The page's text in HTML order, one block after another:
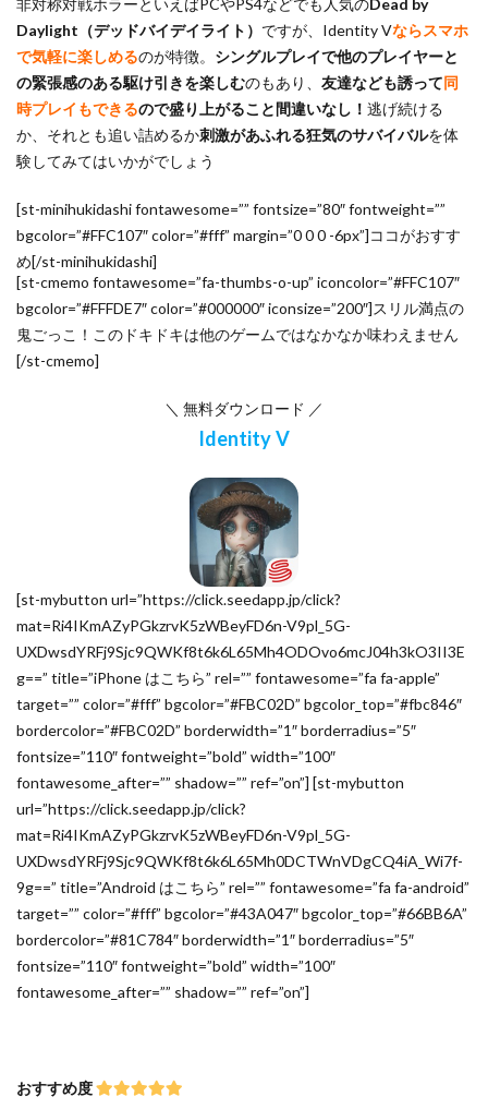
非対称対戦ホラーといえばPCやPS4などでも人気のDead by
Daylight（デッドバイデイライト） ですが、Identity Vならスマホ
で気軽に楽しめるのが特徴。 シングルプレイで他のプレイヤーと
の緊張感のある駆け引きを楽しむのもあり、 友達なども誘って同
時プレイもできるので盛り上がること間違いなし！ 逃げ続ける
か、それとも追い詰めるか刺激があふれる狂気のサバイバルを体
験してみてはいかがでしょう
[st-minihukidashi fontawesome=”” fontsize=”80″ fontweight=””
bgcolor=”#FFC107″ color=”#fff” margin=”0 0 0 -6px”]ココがおすす
め[/st-minihukidashi]
[st-cmemo fontawesome=”fa-thumbs-o-up” iconcolor=”#FFC107″
bgcolor=”#FFFDE7″ color=”#000000″ iconsize=”200″]スリル満点の
鬼ごっこ！このドキドキは他のゲームではなかなか味わえません
[/st-cmemo]
＼ 無料ダウンロード ／
Identity V
[st-mybutton url=”https://click.seedapp.jp/click?
mat=Ri4IKmAZyPGkzrvK5zWBeyFD6n-V9pl_5G-
UXDwsdYRFj9Sjc9QWKf8t6k6L65Mh4ODOvo6mcJ04h3kO3II3E
g==” title=”iPhone はこちら” rel=”” fontawesome=”fa fa-apple”
target=”” color=”#fff” bgcolor=”#FBC02D” bgcolor_top=”#fbc846″
bordercolor=”#FBC02D” borderwidth=”1″ borderradius=”5″
fontsize=”110″ fontweight=”bold” width=”100″
fontawesome_after=”” shadow=”” ref=”on”] [st-mybutton
url=”https://click.seedapp.jp/click?
mat=Ri4IKmAZyPGkzrvK5zWBeyFD6n-V9pl_5G-
UXDwsdYRFj9Sjc9QWKf8t6k6L65Mh0DCTWnVDgCQ4iA_Wi7f-
9g==” title=”Android はこちら” rel=”” fontawesome=”fa fa-android”
target=”” color=”#fff” bgcolor=”#43A047″ bgcolor_top=”#66BB6A”
bordercolor=”#81C784″ borderwidth=”1″ borderradius=”5″
fontsize=”110″ fontweight=”bold” width=”100″
fontawesome_after=”” shadow=”” ref=”on”]
おすすめ度